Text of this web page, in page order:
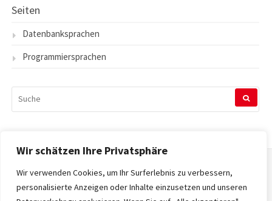
Wir schätzen Ihre Privatsphäre
Wir verwenden Cookies, um Ihr Surferlebnis zu verbessern,
personalisierte Anzeigen oder Inhalte einzusetzen und unseren
Seiten
Datenbanksprachen
Programmiersprachen
NACH:
Startseite